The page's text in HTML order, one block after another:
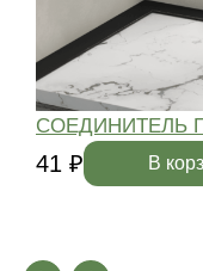
СОЕДИНИТЕЛЬ
41 ₽ В